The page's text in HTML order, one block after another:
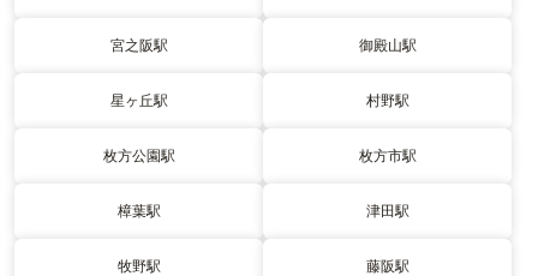
宮之阪駅 御殿山駅
星ヶ丘駅 村野駅
枚方公園駅 枚方市駅
樟葉駅 津田駅
牧野駅 藤阪駅